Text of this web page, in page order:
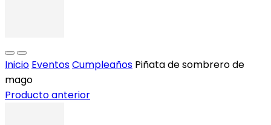
Inicio EventosCumpleaños Piñata de sombrero de
mago
Producto anterior